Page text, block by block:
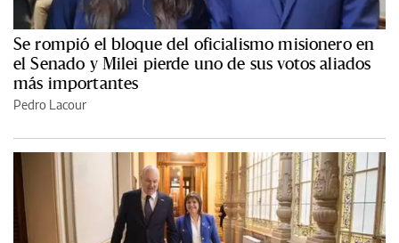
Se rompió el bloque del oficialismo misionero en
el Senado y Milei pierde uno de sus votos aliados
más importantes
Pedro Lacour